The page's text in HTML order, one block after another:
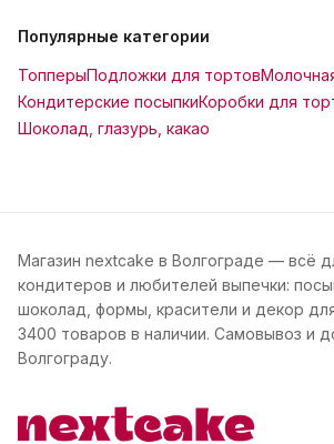
Популярные категории
ТопперыПодложки для тортов
Кондитерские посыпкиКоробки для
Шоколад, глазурь, какао
Магазин nextcake в Волгограде — всё
кондитеров и любителей выпечки:
шоколад, формы, красители и декор
3400 товаров в наличии. Самовывоз и
Волгограду.